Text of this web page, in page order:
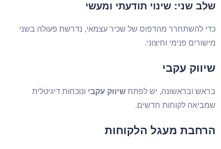
שני: שינוי תודעתי ומעשי
להשתחרר מהדפוס של שכיר עצמאי, נדרשת פעולה בשני
פנימי וחיצוני.
עקבי
ובראשונה, יש לפתחשיווק עקביונוכחות דיגיטלית
לקוחות חדשים.
מעגל הלקוחות